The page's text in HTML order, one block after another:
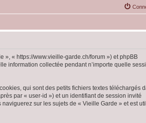
», « https://www.vieille-garde.ch/forum ») et phpBB
information collectée pendant n’importe quelle
qui sont des petits fichiers textes téléchargés
par « user-id ») et un identifiant de session invité
sur les sujets de « Vieille Garde » et est